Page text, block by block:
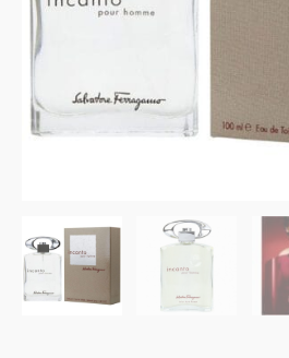
100ml
cantidad